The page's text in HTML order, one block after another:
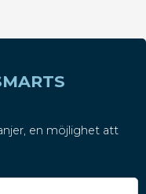
en möjlighet att